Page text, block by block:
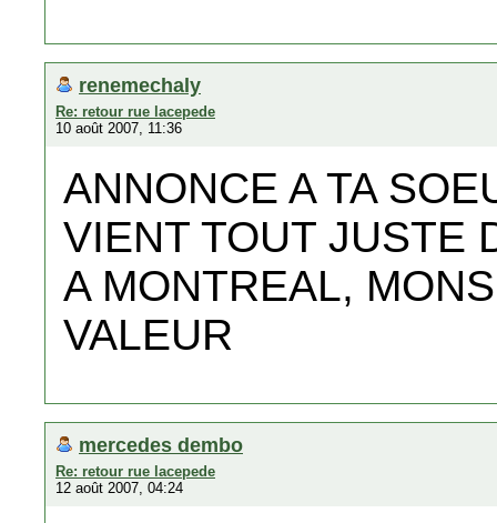
renemechaly
Re: retour rue lacepede
10 août 2007, 11:36
ANNONCE A TA
VIENT TOUT JUSTE
A MONTREAL,
VALEUR
mercedes dembo
Re: retour rue lacepede
12 août 2007, 04:24